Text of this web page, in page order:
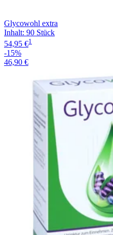
Glycowohl extra
Inhalt: 90 Stück
54,95 €1
-15%
46,90 €